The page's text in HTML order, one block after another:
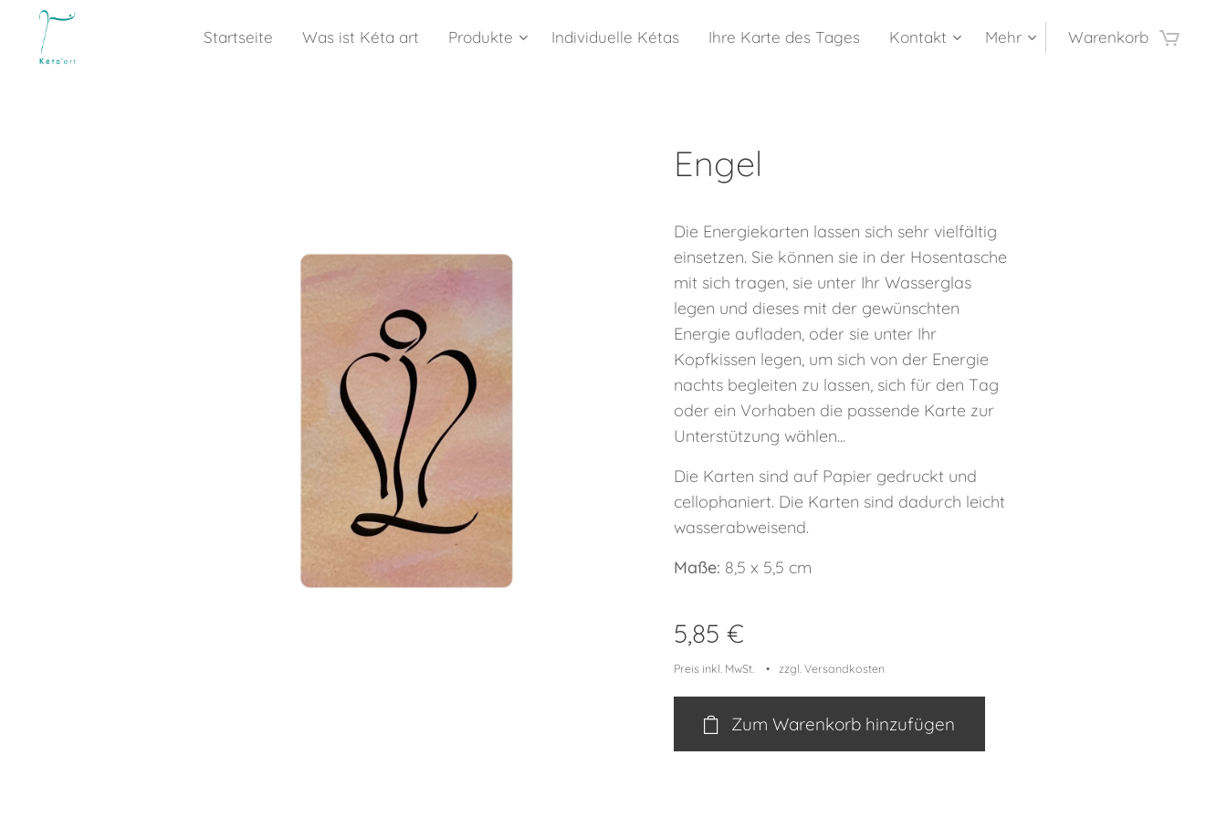
Startseite Was ist Kéta art Produkte Individuelle Kétas Ihre Karte des Tages Kontakt Mehr Warenkorb
Engel
Die Energiekarten lassen sich sehr vielfältig
einsetzen. Sie können sie in der Hosentasche
mit sich tragen, sie unter Ihr Wasserglas
legen und dieses mit der gewünschten
Energie aufladen, oder sie unter Ihr
Kopfkissen legen, um sich von der Energie
nachts begleiten zu lassen, sich für den Tag
oder ein Vorhaben die passende Karte zur
Unterstützung wählen...
Die Karten sind auf Papier gedruckt und
cellophaniert. Die Karten sind dadurch leicht
wasserabweisend.
Maße: 8,5 x 5,5 cm
5,85 €
Preis inkl. MwSt. zzgl. Versandkosten
Zum Warenkorb hinzufügen